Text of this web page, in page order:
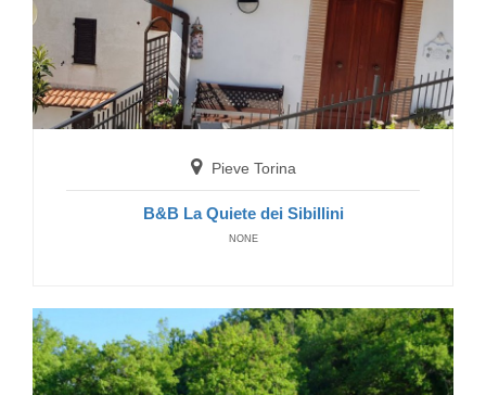
Pieve Torina
B&B La Quiete dei Sibillini
NONE